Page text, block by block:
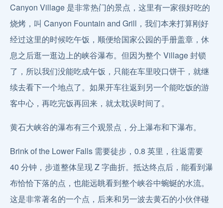
Canyon Village 是非常热门的景点，这里有一家很好吃的
烧烤，叫 Canyon Fountain and Grill，我们本来打算刚好
经过这里的时候吃午饭，顺便给国家公园的手册盖章，休
息之后逛一逛边上的峡谷瀑布。但因为整个 Village 封锁
了，所以我们没能吃成午饭，只能在车里咬口饼干，就继
续去看下一个地点了。如果开车往返到另一个能吃饭的游
客中心，再吃完饭再回来，就太耽误时间了。
黄石大峡谷的瀑布有三个观景点，分上瀑布和下瀑布。
Brink of the Lower Falls 需要徒步，0.8 英里，往返需要
40 分钟，步道整体呈现 Z 字曲折。抵达终点后，能看到瀑
布恰恰下落的点，也能远眺看到整个峡谷中蜿蜒的水流。
这是非常著名的一个点，后来和另一波去黄石的小伙伴碰